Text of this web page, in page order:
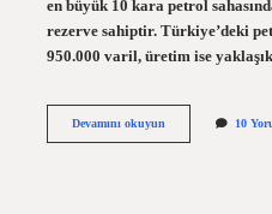
en büyük 10 kara petrol
rezerve sahiptir. Türkiye’deki
950.000 varil, üretim ise
Devamını okuyunTürkiyenin
10